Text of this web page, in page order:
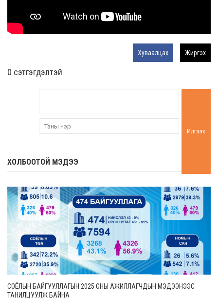
Хуваалцах Жиргэх
0 cэтгэгдэлтэй
Илгээх
ХОЛБООТОЙ МЭДЭЭ
СОЁЛЫН БАЙГУУЛЛАГЫН 2025 ОНЫ АЖИЛЛАГЧДЫН МЭДЭЭНЭЭС
ТАНИЛЦУУЛЖ БАЙНА